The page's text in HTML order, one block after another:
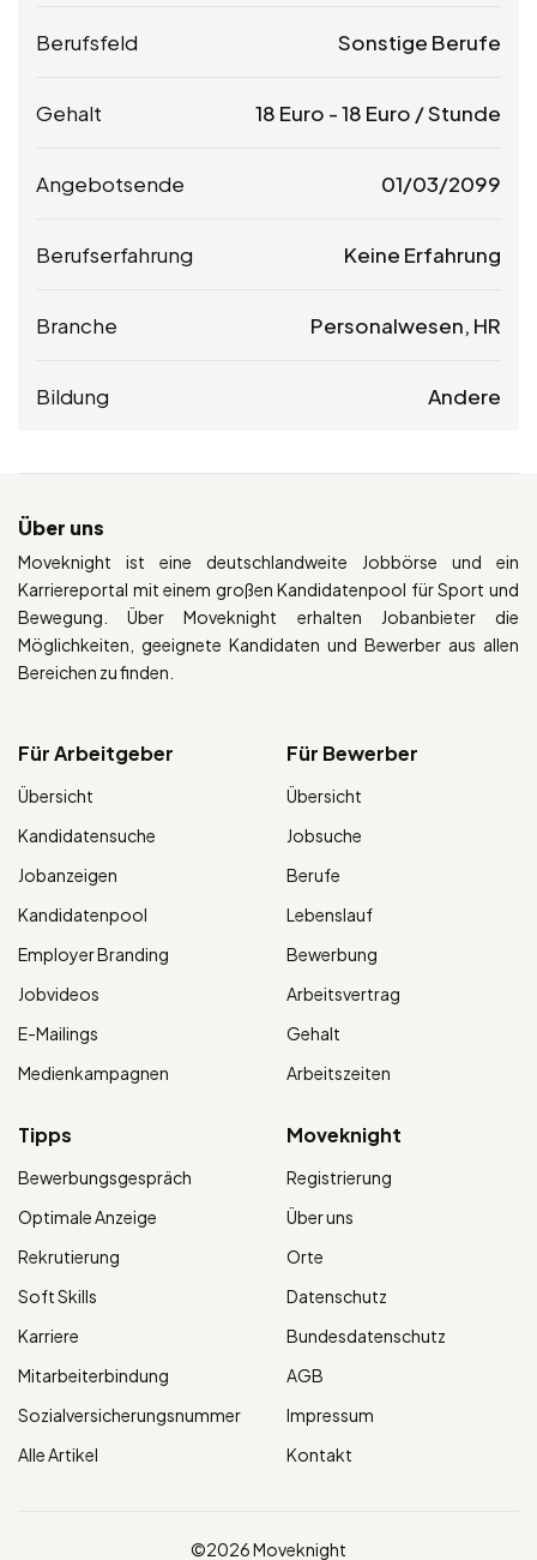
Berufsfeld Sonstige Berufe
Gehalt 18 Euro -18 Euro / Stunde
Angebotsende 01/03/2099
Berufserfahrung Keine Erfahrung
Branche Personalwesen, HR
Bildung Andere
Über uns
Moveknight ist eine deutschlandweite Jobbörse und ein
Karriereportal mit einem großen Kandidatenpool für Sport und
Bewegung. Über Moveknight erhalten Jobanbieter die
Möglichkeiten, geeignete Kandidaten und Bewerber aus allen
Bereichen zu finden.
Für Arbeitgeber
Übersicht
Kandidatensuche
Jobanzeigen
Kandidatenpool
Employer Branding
Jobvideos
E-Mailings
Medienkampagnen
Für Bewerber
Übersicht
Jobsuche
Berufe
Lebenslauf
Bewerbung
Arbeitsvertrag
Gehalt
Arbeitszeiten
Tipps
Bewerbungsgespräch
Optimale Anzeige
Rekrutierung
Soft Skills
Karriere
Mitarbeiterbindung
Sozialversicherungsnummer
Alle Artikel
Moveknight
Registrierung
Über uns
Orte
Datenschutz
Bundesdatenschutz
AGB
Impressum
Kontakt
©2026 Moveknight